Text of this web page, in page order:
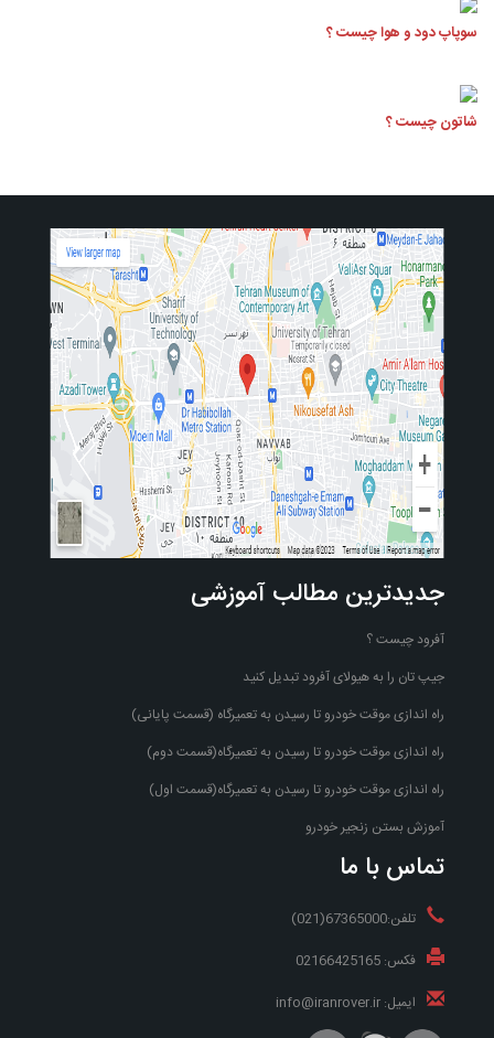
سوپاپ دود و هوا چیست ؟
شاتون چیست ؟
جدیدترین مطالب آموزشی
آفرود چیست ؟
جیپ تان را به هیولای آفرود تبدیل کنید
راه اندازی موقت خودرو تا رسیدن به تعمیرگاه (قسمت پایانی)
راه اندازی موقت خودرو تا رسیدن به تعمیرگاه(قسمت دوم)
راه اندازی موقت خودرو تا رسیدن به تعمیرگاه(قسمت اول)
آموزش بستن زنجیر خودرو
تماس با ما
تلفن:67365000(021)
فکس: 02166425165
ایمیل: info@iranrover.ir